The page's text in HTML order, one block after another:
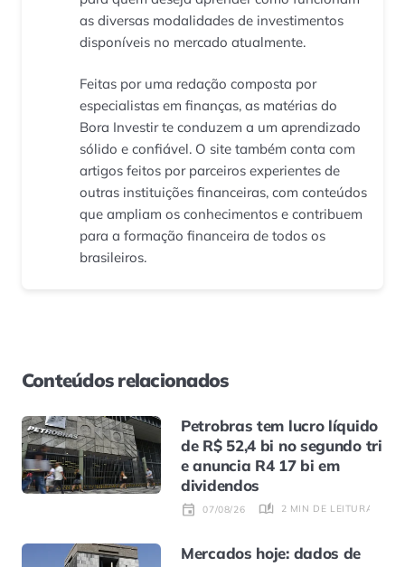
as diversas modalidades de investimentos
disponíveis no mercado atualmente.
Feitas por uma redação composta por
especialistas em finanças, as matérias do
Bora Investir te conduzem a um aprendizado
sólido e confiável. O site também conta com
artigos feitos por parceiros experientes de
outras instituições financeiras, com conteúdos
que ampliam os conhecimentos e contribuem
para a formação financeira de todos os
brasileiros.
Conteúdos relacionados
Petrobras tem lucro líquido
de R$ 52,4 bi no segundo tri
e anuncia R4 17 bi em
dividendos
07/08/26 2 MIN DE LEITURA
Mercados hoje: dados de